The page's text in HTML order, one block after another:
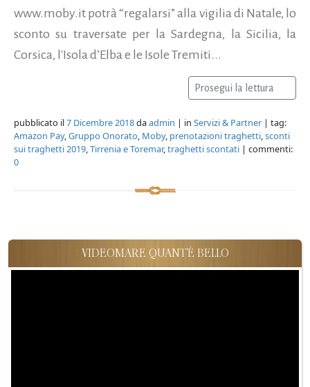
www.moby.it potrà “regalarsi” alla vigilia di Natale, lo
sconto su traversate per la Sardegna, la Sicilia, la
Corsica, l'Isola d’Elba e le Isole Tremiti...
Prosegui la lettura
pubblicato il7 Dicembre 2018daadmin | in Servizi & Partner | tag:
Amazon Pay,Gruppo Onorato, Moby, prenotazioni traghetti,sconti
sui traghetti 2019,Tirrenia e Toremar,traghetti scontati | commenti:
0
VIDEOMARE QUANT'È BELLO